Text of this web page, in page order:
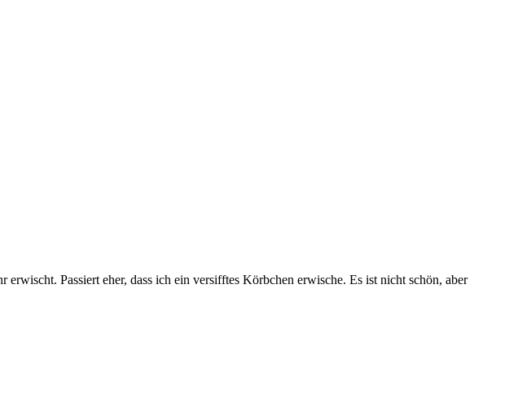
Passiert eher, dass ich ein versifftes Körbchen erwische. Es ist nicht schön, aber